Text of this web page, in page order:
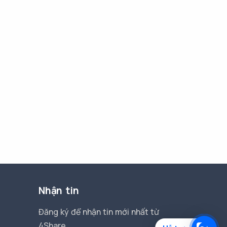
Nhận tin
Đăng ký để nhận tin mới nhất từ